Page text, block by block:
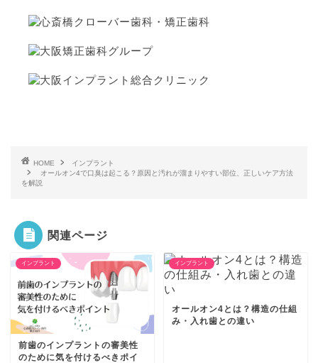
HOME
インプラント
オールオン4で口臭は起こる？原因と汚れが溜まりやすい部位、正しいケア方法
を解説
関連ページ
インプラント
前歯のインプラントの審美性
のために気を付けるべきポイ
インプラント
オールオン4とは？構造の仕組
み・入れ歯との違い